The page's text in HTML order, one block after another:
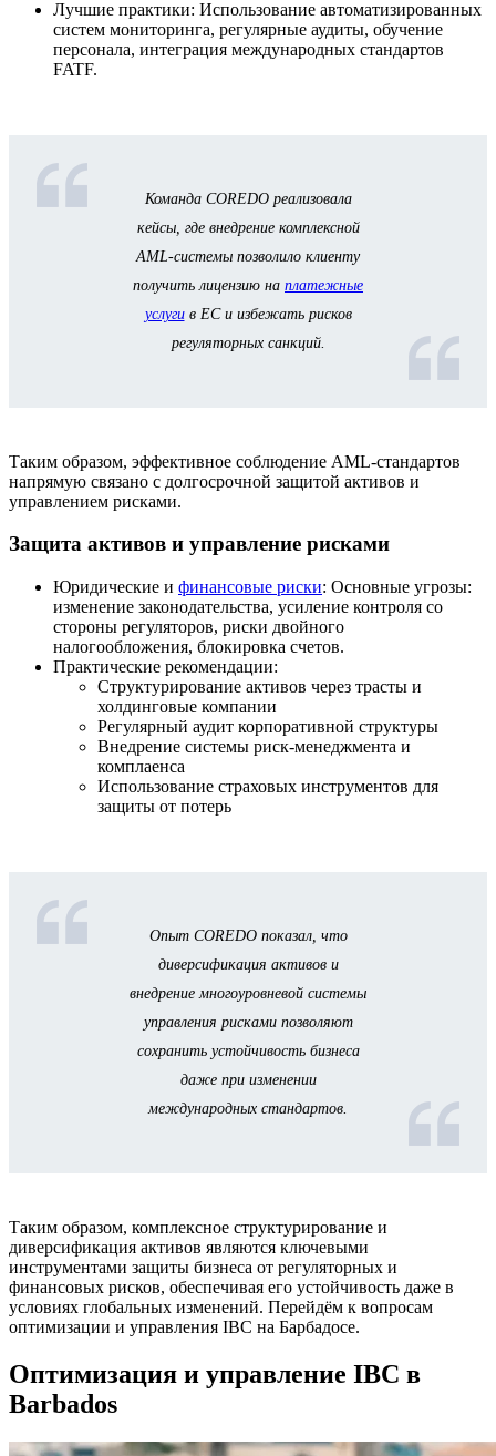
Лучшие практики: Использование автоматизированных
систем мониторинга, регулярные аудиты, обучение
персонала, интеграция международных стандартов
FATF.
Команда COREDO реализовала
кейсы, где внедрение комплексной
AML-системы позволило клиенту
получить лицензию на платежные
услугив ЕС и избежать рисков
регуляторных санкций.
Таким образом, эффективное соблюдение AML-стандартов
напрямую связано с долгосрочной защитой активов и
управлением рисками.
Защита активов и управление рисками
Юридические и финансовые риски: Основные угрозы:
изменение законодательства, усиление контроля со
стороны регуляторов, риски двойного
налогообложения, блокировка счетов.
Практические рекомендации:
Структурирование активов через трасты и
холдинговые компании
Регулярный аудит корпоративной структуры
Внедрение системы риск-менеджмента и
комплаенса
Использование страховых инструментов для
защиты от потерь
Опыт COREDO показал, что
диверсификация активов и
внедрение многоуровневой системы
управления рисками позволяют
сохранить устойчивость бизнеса
даже при изменении
международных стандартов.
Таким образом, комплексное структурирование и
диверсификация активов являются ключевыми
инструментами защиты бизнеса от регуляторных и
финансовых рисков, обеспечивая его устойчивость даже в
условиях глобальных изменений. Перейдём к вопросам
оптимизации и управления IBC на Барбадосе.
Оптимизация и управление IBC в
Barbados